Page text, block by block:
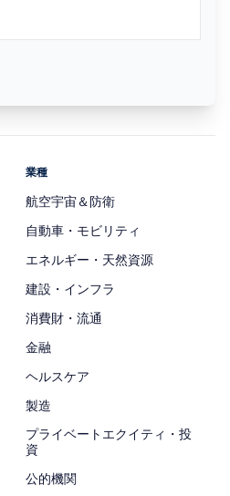
業種
航空宇宙＆防衛
自動車・モビリティ
エネルギー・天然資源
建設・インフラ
消費財・流通
金融
ヘルスケア
製造
プライベートエクイティ・投
資
公的機関